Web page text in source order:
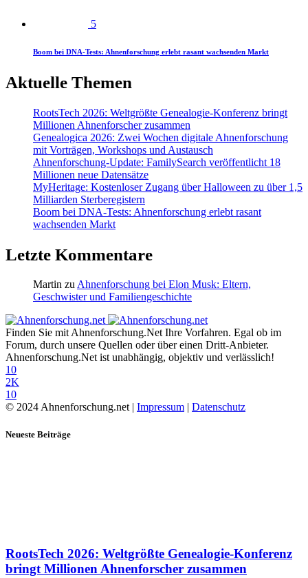
5
Boom bei DNA-Tests: Ahnenforschung erlebt rasant wachsenden Markt
Aktuelle Themen
RootsTech 2026: Weltgrößte Genealogie-Konferenz bringt
Millionen Ahnenforscher zusammen
Genealogica 2026: Zwei Wochen digitale Ahnenforschung
mit Vorträgen, Workshops und Austausch
Ahnenforschung-Update: FamilySearch veröffentlicht 18
Millionen neue Datensätze
MyHeritage: Kostenloser Zugang über Halloween zu über 1,5
Milliarden Sterberegistern
Boom bei DNA-Tests: Ahnenforschung erlebt rasant
wachsenden Markt
Letzte Kommentare
Martin zu Ahnenforschung bei Elon Musk: Eltern,
Geschwister und Familiengeschichte
Finden Sie mit Ahnenforschung.Net Ihre Vorfahren. Egal ob im
Forum, durch unsere Quellen oder über einen Dritt-Anbieter.
Ahnenforschung.Net ist unabhängig, objektiv und verlässlich!
10
2K
10
© 2024 Ahnenforschung.net | Impressum | Datenschutz
Neueste Beiträge
RootsTech 2026: Weltgrößte Genealogie-Konferenz
bringt Millionen Ahnenforscher zusammen